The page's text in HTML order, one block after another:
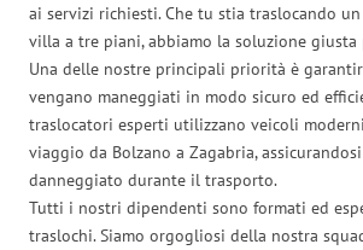
ai servizi richiesti. Che tu stia traslocando
villa a tre piani, abbiamo la soluzione giusta
Una delle nostre principali priorità è
vengano maneggiati in modo sicuro ed
traslocatori esperti utilizzano veicoli
viaggio da Bolzano a Zagabria,
danneggiato durante il trasporto.
Tutti i nostri dipendenti sono formati ed
traslochi. Siamo orgogliosi della nostra